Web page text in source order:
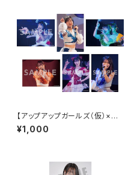
【アップアップガールズ（仮）×
（２）】2Lポートレート（昼公演）
¥1,000